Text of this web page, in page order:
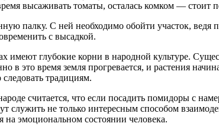
высаживать томаты, осталась комком — стоит
палку. С ней необходимо обойти участок, ведя
с высадкой.
глубокие корни в народной культуре.
в это время земля прогревается, и растения
традициям.
считается, что если посадить помидоры с
не только интересным способом
на эмоциональном состоянии человека.